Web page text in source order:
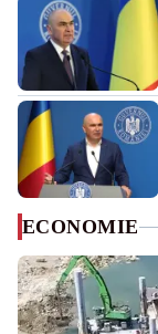
ECONOMIE